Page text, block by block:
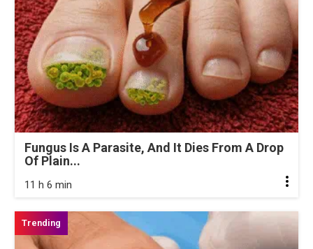
Fungus Is A Parasite, And It Dies From A Drop
Of Plain...
11 h 6 min